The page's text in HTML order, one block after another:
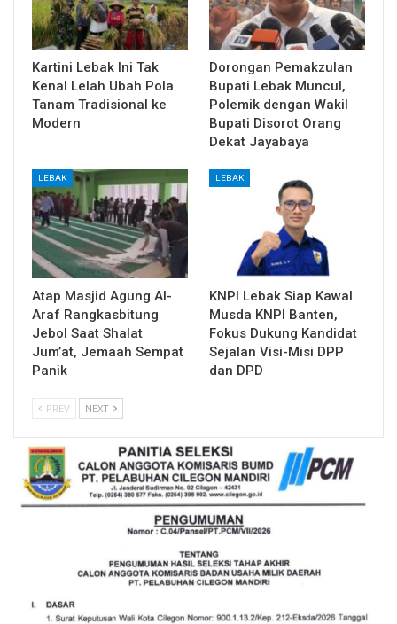
Kartini Lebak Ini Tak
Kenal Lelah Ubah Pola
Tanam Tradisional ke
Modern
Dorongan Pemakzulan
Bupati Lebak Muncul,
Polemik dengan Wakil
Bupati Disorot Orang
Dekat Jayabaya
LEBAK
Atap Masjid Agung Al-
Araf Rangkasbitung
Jebol Saat Shalat
Jum’at, Jemaah Sempat
Panik
LEBAK
KNPI Lebak Siap Kawal
Musda KNPI Banten,
Fokus Dukung Kandidat
Sejalan Visi-Misi DPP
dan DPD
PREV NEXT